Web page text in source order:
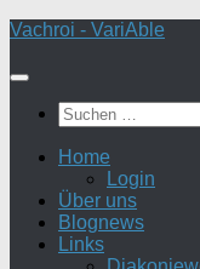
Zum
springen
Vachroi - VariAble
Suchen
nach:
Home
Login
Über uns
Blognews
Links